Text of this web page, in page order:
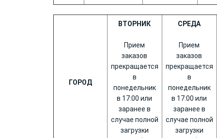
ГОРОД
ВТОРНИК
Прием
заказов
прекращается
в
понедельник
в 17:00 или
заранее в
случае полной
загрузки
СРЕДА
Прием
заказов
прекращается
в
понедельник
в 17:00 или
заранее в
случае полной
загрузки